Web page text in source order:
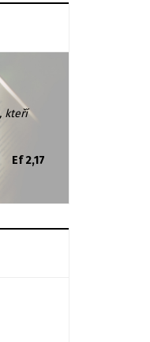
kteří
Ef 2,17